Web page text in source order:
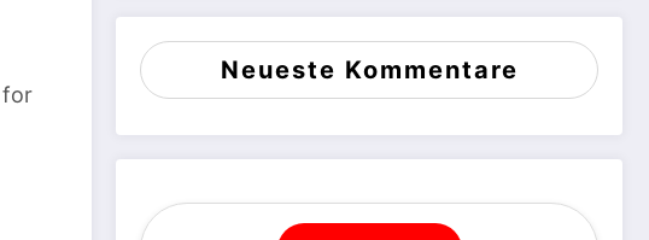
for
Neueste Kommentare